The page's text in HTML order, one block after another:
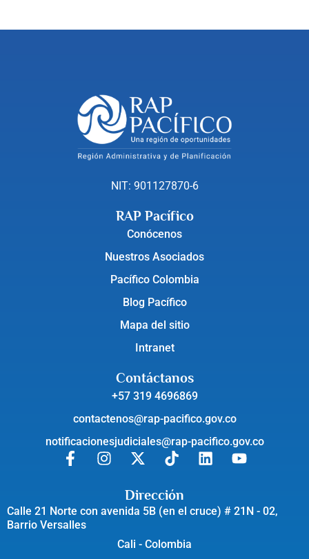
NIT: 901127870-6
RAP Pacífico
Conócenos
Nuestros Asociados
Pacífico Colombia
Blog Pacífico
Mapa del sitio
Intranet
Contáctanos
+57 319 4696869
contactenos@rap-pacifico.gov.co
notificacionesjudiciales@rap-pacifico.gov.co
Dirección
Calle 21 Norte con avenida 5B (en el cruce) # 21N - 02,
Barrio Versalles
Cali - Colombia